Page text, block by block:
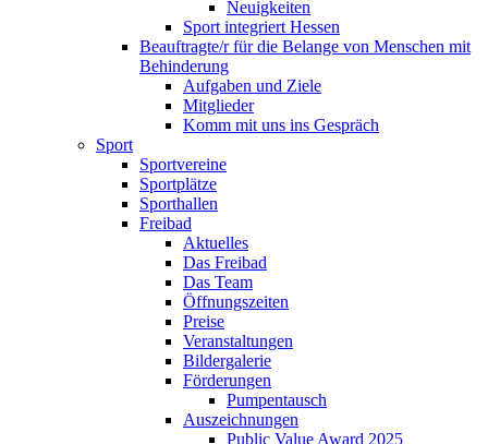
Neuigkeiten
Sport integriert Hessen
Beauftragte/r für die Belange von Menschen mit
Behinderung
Aufgaben und Ziele
Mitglieder
Komm mit uns ins Gespräch
Sport
Sportvereine
Sportplätze
Sporthallen
Freibad
Aktuelles
Das Freibad
Das Team
Öffnungszeiten
Preise
Veranstaltungen
Bildergalerie
Förderungen
Pumpentausch
Auszeichnungen
Public Value Award 2025